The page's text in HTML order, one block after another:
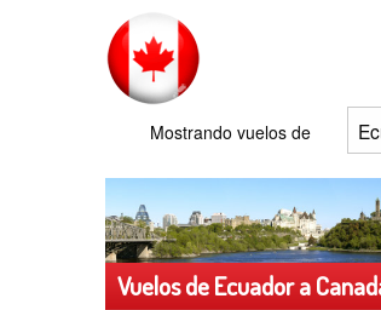
Mostrando vuelos de
Vuelos de Ecuador a